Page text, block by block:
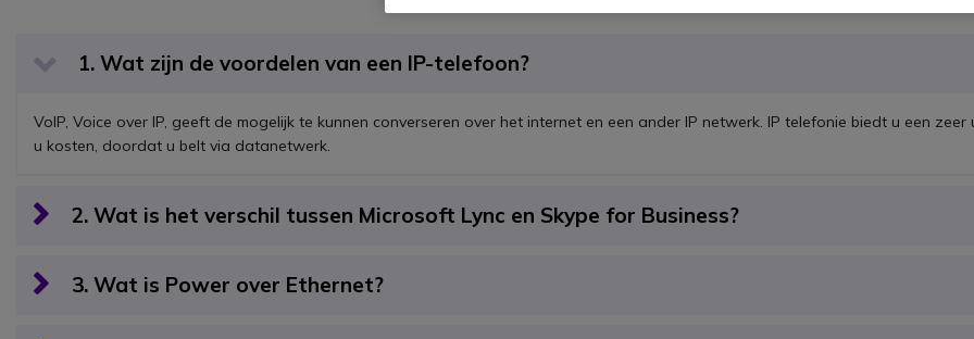
1. Wat zijn de voordelen van een IP-telefoon?
VoIP, Voice over IP, geeft de mogelijk te kunnen converseren over het internet en een ander IP netwerk. IP telefonie biedt u een
u kosten, doordat u belt via datanetwerk.
2. Wat is het verschil tussen Microsoft Lync en Skype for Business?
3. Wat is Power over Ethernet?